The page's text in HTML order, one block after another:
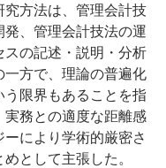
方法は、管理会計技
、管理会計技法の運
スの記述・説明・分析
一方で、理論の普遍化
限界もあることを指
務との適度な距離感
により学術的厳密さ
として主張した。